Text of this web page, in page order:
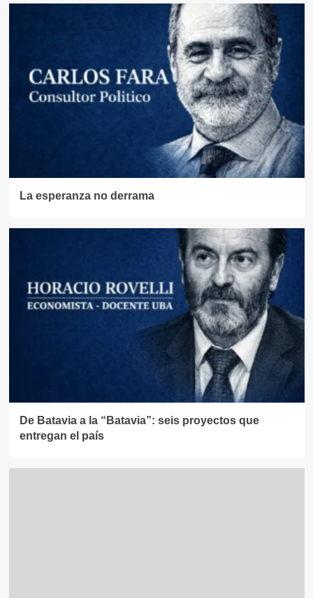
La esperanza no derrama
De Batavia a la “Batavia”: seis proyectos que
entregan el país